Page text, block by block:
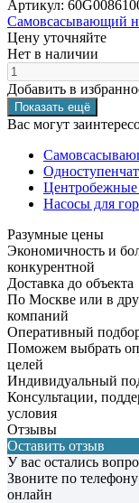
Артикул:
Самовсасывающий
Цену уточняйте
Нет в наличии
Добавить в
Вас могут
Центробежные
Насосы для
Разумные цены
Экономичность и
конкурентной
Доставка до объекта
По Москве или в
компаний
Оперативный
Поможем выбрать
целей
Индивидуальный
Консультации,
условия
Отзывы
Оставить отзыв
У вас остались
Звоните по телефону
онлайн